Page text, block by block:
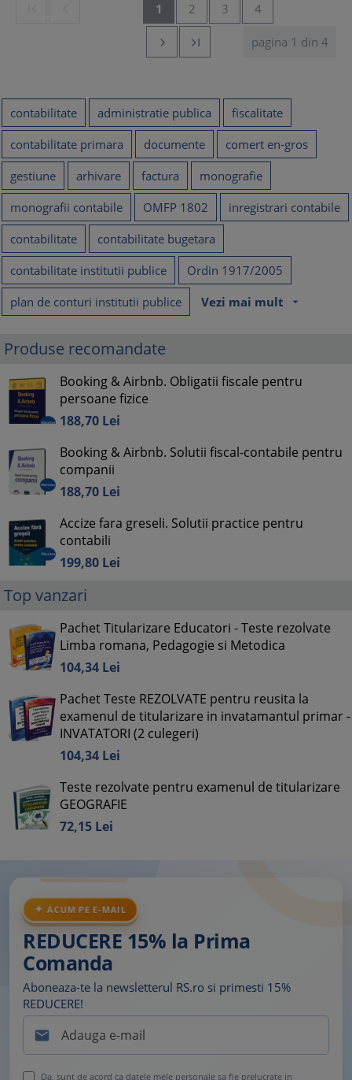
1 2 3 4
pagina 1 din 4


contabilitate administratie publica
fiscalitate
contabilitate primara
documente
comert en-gros
gestiune
arhivare factura
monografie
monografii contabile
OMFP 1802
inregistrari contabile
contabilitate
contabilitate bugetara
contabilitate institutii publice
Ordin 1917/2005
plan de conturi institutii publice
Vezi mai mult arrow_drop_down
Produse recomandate
Booking & Airbnb. Obligatii fiscale pentru
persoane fizice
188,70 Lei
Booking & Airbnb. Solutii fiscal-contabile pentru
companii
188,70 Lei
Accize fara greseli. Solutii practice pentru
contabili
199,80 Lei
Top vanzari
Pachet Titularizare Educatori - Teste rezolvate
Limba romana, Pedagogie si Metodica
104,34 Lei
Pachet Teste REZOLVATE pentru reusita la
examenul de titularizare in invatamantul primar -
INVATATORI (2 culegeri)
104,34 Lei
Teste rezolvate pentru examenul de titularizare
GEOGRAFIE
72,15 Lei
ACUM PE E-MAIL
REDUCERE 15% la Prima
Comanda
Aboneaza-te la newsletterul RS.ro si primesti 15%
REDUCERE!

Da, sunt de acord ca datele mele personale sa fie prelucrate in